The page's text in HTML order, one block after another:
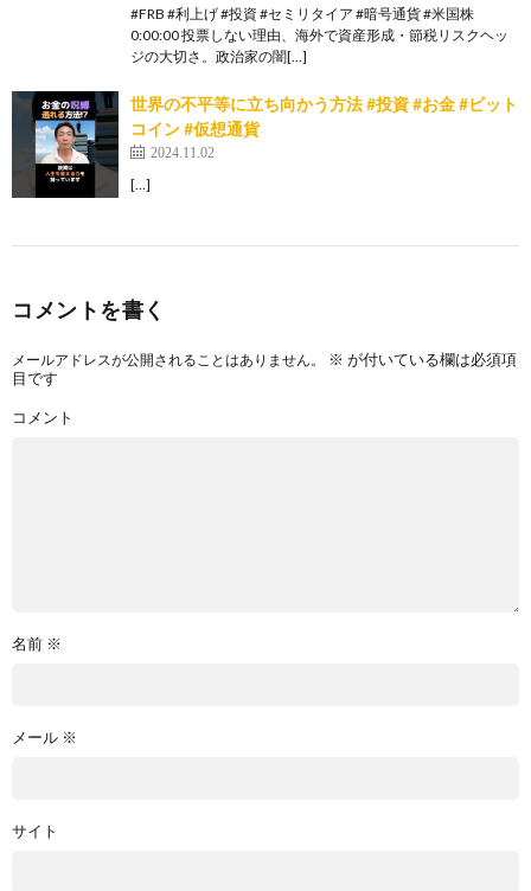
#FRB #利上げ #投資 #セミリタイア #暗号通貨 #米国株
0:00:00 投票しない理由、海外で資産形成・節税リスクヘッ
ジの大切さ。政治家の闇[…]
世界の不平等に立ち向かう方法 #投資 #お金 #ビット
コイン #仮想通貨
2024.11.02
[…]
コメントを書く
メールアドレスが公開されることはありません。 ※ が付いている欄は必須項
目です
コメント
名前 ※
メール ※
サイト